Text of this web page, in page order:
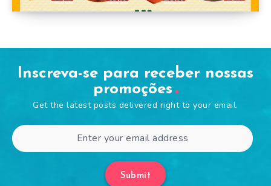
Inscreva-se para receber nossas
promoções
Get the latest posts delivered right to your email.
Submit